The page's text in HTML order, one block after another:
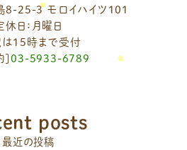
8-25-3 モロイハイツ101
休日：月曜日
は15時まで受付
]03-5933-6789
posts
最近の投稿